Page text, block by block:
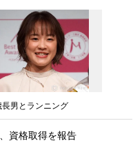
男とランニング
資格取得を報告